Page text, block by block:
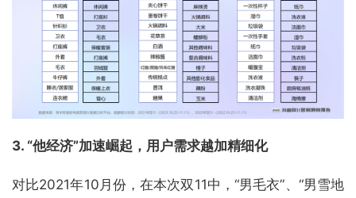
3. “他经济”加速崛起，用户需求越加精细化
对比2021年10月份，在本次双11中，“男毛衣”、“男雪地